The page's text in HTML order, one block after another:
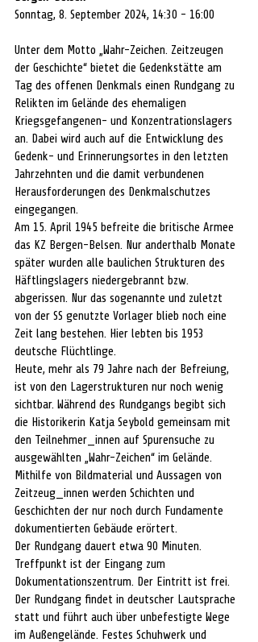
Sonntag, 8. September 2024, 14:30 - 16:00
Unter dem Motto „Wahr-Zeichen. Zeitzeugen
der Geschichte“ bietet die Gedenkstätte am
Tag des offenen Denkmals einen Rundgang zu
Relikten im Gelände des ehemaligen
Kriegsgefangenen- und Konzentrationslagers
an. Dabei wird auch auf die Entwicklung des
Gedenk- und Erinnerungsortes in den letzten
Jahrzehnten und die damit verbundenen
Herausforderungen des Denkmalschutzes
eingegangen.
Am 15. April 1945 befreite die britische Armee
das KZ Bergen-Belsen. Nur anderthalb Monate
später wurden alle baulichen Strukturen des
Häftlingslagers niedergebrannt bzw.
abgerissen. Nur das sogenannte und zuletzt
von der SS genutzte Vorlager blieb noch eine
Zeit lang bestehen. Hier lebten bis 1953
deutsche Flüchtlinge.
Heute, mehr als 79 Jahre nach der Befreiung,
ist von den Lagerstrukturen nur noch wenig
sichtbar. Während des Rundgangs begibt sich
die Historikerin Katja Seybold gemeinsam mit
den Teilnehmer_innen auf Spurensuche zu
ausgewählten „Wahr-Zeichen“ im Gelände.
Mithilfe von Bildmaterial und Aussagen von
Zeitzeug_innen werden Schichten und
Geschichten der nur noch durch Fundamente
dokumentierten Gebäude erörtert.
Der Rundgang dauert etwa 90 Minuten.
Treffpunkt ist der Eingang zum
Dokumentationszentrum. Der Eintritt ist frei.
Der Rundgang findet in deutscher Lautsprache
statt und führt auch über unbefestigte Wege
im Außengelände. Festes Schuhwerk und